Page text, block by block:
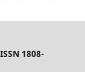
1808-